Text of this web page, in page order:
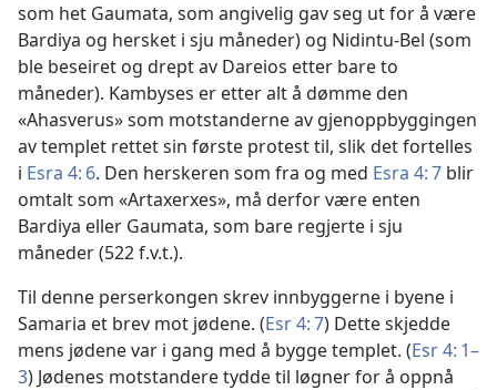
som het Gaumata, som angivelig gav seg ut for å være
Bardiya og hersket i sju måneder) og Nidintu-Bel (som
ble beseiret og drept av Dareios etter bare to
måneder). Kambyses er etter alt å dømme den
«Ahasverus» som motstanderne av gjenoppbyggingen
av templet rettet sin første protest til, slik det fortelles
i Esra 4: 6. Den herskeren som fra og med Esra 4: 7 blir
omtalt som «Artaxerxes», må derfor være enten
Bardiya eller Gaumata, som bare regjerte i sju
måneder (522 f.v.t.).
Til denne perserkongen skrev innbyggerne i byene i
Samaria et brev mot jødene. (Esr 4: 7) Dette skjedde
mens jødene var i gang med å bygge templet. (Esr 4: 1–
3) Jødenes motstandere tydde til løgner for å oppnå